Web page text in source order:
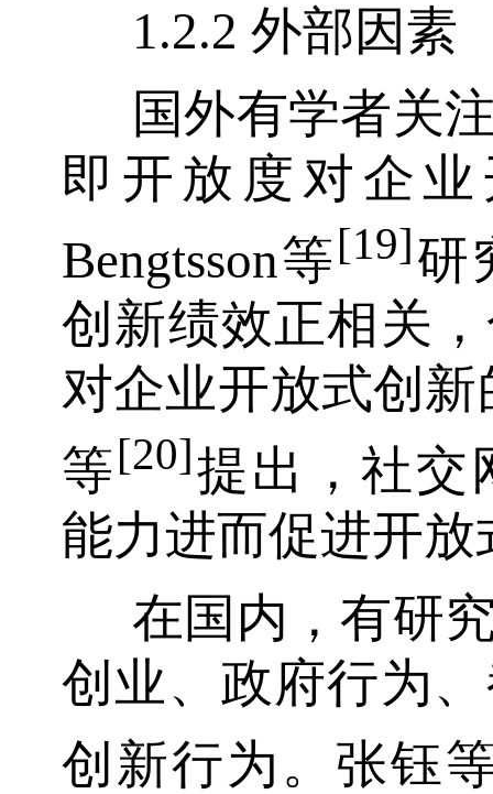
1.2.2 外部因素
国外有学者关
即开放度对企
Bengtsson等[19]研
创新绩效正相关
对企业开放式创新
等[20]提出，社交
能力进而促进开放
在国内，有研
创业、政府行为
创新行为。张钰